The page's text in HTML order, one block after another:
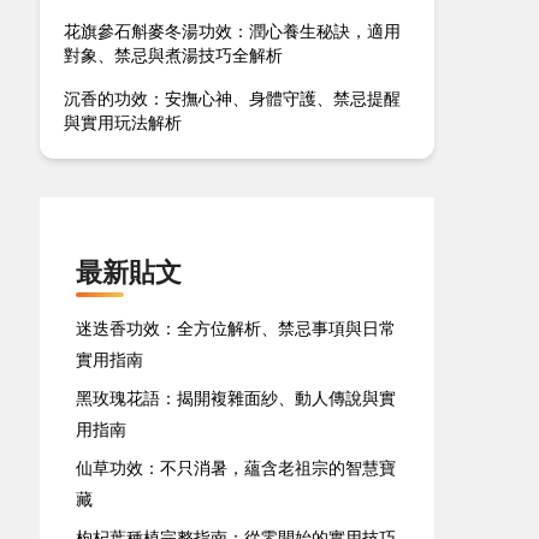
花旗參石斛麥冬湯功效：潤心養生秘訣，適用
對象、禁忌與煮湯技巧全解析
沉香的功效：安撫心神、身體守護、禁忌提醒
與實用玩法解析
最新貼文
迷迭香功效：全方位解析、禁忌事項與日常
實用指南
黑玫瑰花語：揭開複雜面紗、動人傳說與實
用指南
仙草功效：不只消暑，蘊含老祖宗的智慧寶
藏